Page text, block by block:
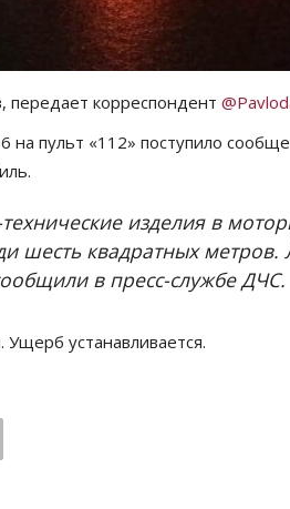
передает корреспондент
пульт «112» поступило
изделия в
шесть квадратных метров.
в пресс-службе ДЧС.
устанавливается.